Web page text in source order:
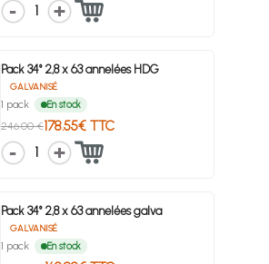
1
Pack 34° 2,8 x 63 annelées HDG
GALVANISÉ
1 pack En stock
246.00 €178.55€ TTC
1
Pack 34° 2,8 x 63 annelées galva
GALVANISÉ
1 pack En stock